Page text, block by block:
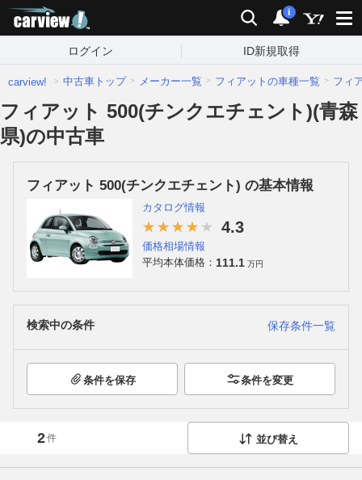
検索 通知
i
ログイン ID新規取得
carview! 中古車トップ メーカー一覧 フィアットの車種一覧 フィ
フィアット 500(チンクエチェント)(青森
県)の中古車
フィアット 500(チンクエチェント) の基本情報
カタログ情報
4.3
価格相場情報
平均本体価格： 111.1 万円
検索中の条件 保存条件一覧
条件を保存 条件を変更
2件 並び替え